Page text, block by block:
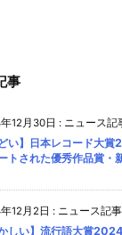
事
12月30日 : ニュース記
どい】日本レコード大
トされた優秀作品賞・
12月2日 : ニュース記事
かしい】流行語大賞